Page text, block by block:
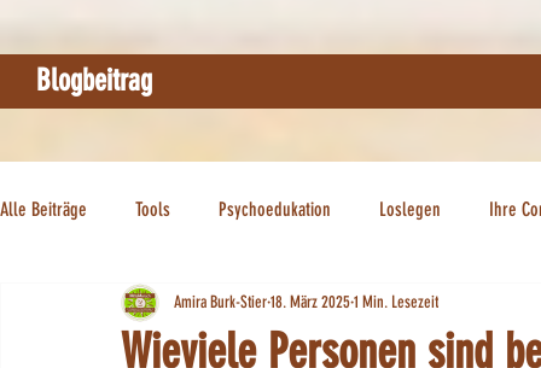
Blogbeitrag
Alle Beiträge Tools Psychoedukation Loslegen Ihre
Wieviele Personen sind
Amira Burk-Stier18. März 20251 Min. Lesezeit